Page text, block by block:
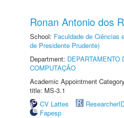
Ronan Antonio dos
School: Faculdade de Ciências
de Presidente Prudente)
Department: DEPARTAMENTO
COMPUTAÇÃO
Academic Appointment
title: MS-3.1
CV Lattes
Fapesp